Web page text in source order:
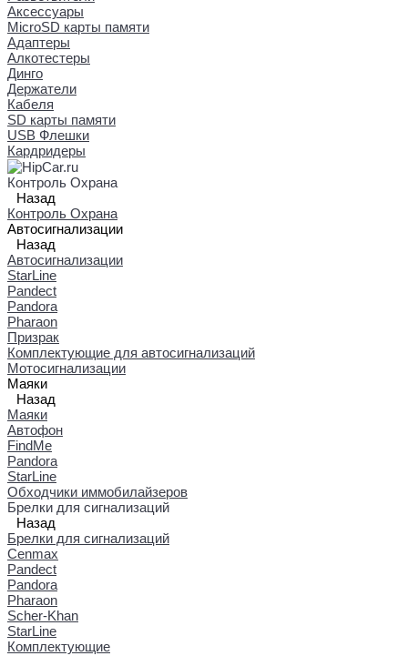
Аксессуары
MicroSD карты памяти
Адаптеры
Алкотестеры
Динго
Держатели
Кабеля
SD карты памяти
USB Флешки
Кардридеры
Контроль Охрана
Назад
Контроль Охрана
Автосигнализации
Назад
Автосигнализации
StarLine
Pandect
Pandora
Pharaon
Призрак
Комплектующие для автосигнализаций
Мотосигнализации
Маяки
Назад
Маяки
Автофон
FindMe
Pandora
StarLine
Обходчики иммобилайзеров
Брелки для сигнализаций
Назад
Брелки для сигнализаций
Cenmax
Pandect
Pandora
Pharaon
Scher-Khan
StarLine
Комплектующие